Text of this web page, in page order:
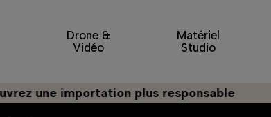
Drone &
Vidéo
Matériel
Studio
importation plus responsable